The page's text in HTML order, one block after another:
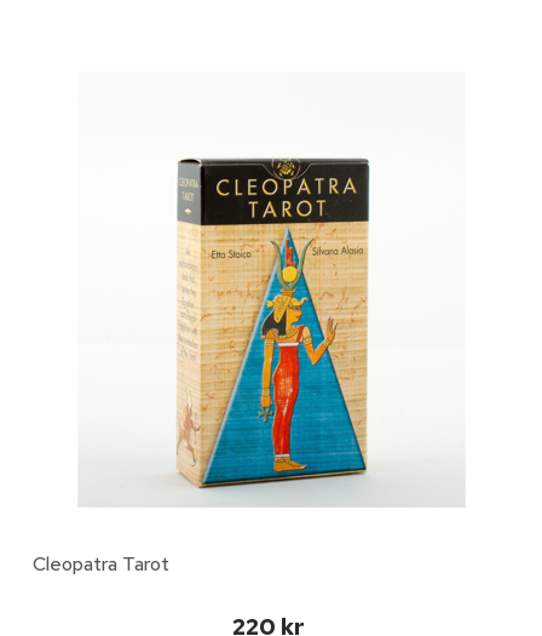
Cleopatra Tarot
220 kr